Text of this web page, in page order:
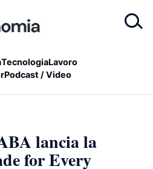
TecnologiaLavoro
Podcast / Video
lancia la
for Every